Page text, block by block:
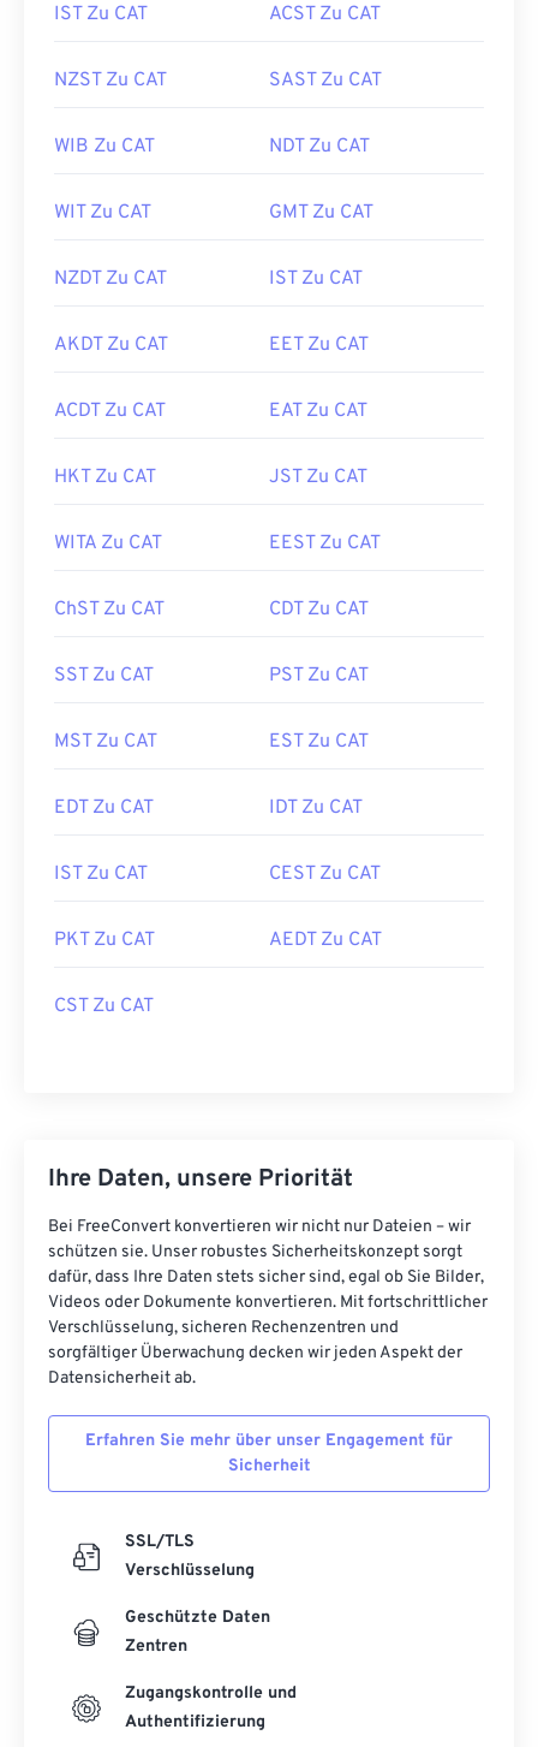
IST Zu CAT ACST Zu CAT
NZST Zu CAT SAST Zu CAT
WIB Zu CAT NDT Zu CAT
WIT Zu CAT GMT Zu CAT
NZDT Zu CAT IST Zu CAT
AKDT Zu CAT EET Zu CAT
ACDT Zu CAT EAT Zu CAT
HKT Zu CAT JST Zu CAT
WITA Zu CAT EEST Zu CAT
ChST Zu CAT CDT Zu CAT
SST Zu CAT PST Zu CAT
MST Zu CAT EST Zu CAT
EDT Zu CAT IDT Zu CAT
IST Zu CAT CEST Zu CAT
PKT Zu CAT AEDT Zu CAT
CST Zu CAT
Ihre Daten, unsere Priorität
Bei FreeConvert konvertieren wir nicht nur Dateien – wir
schützen sie. Unser robustes Sicherheitskonzept sorgt
dafür, dass Ihre Daten stets sicher sind, egal ob Sie Bilder,
Videos oder Dokumente konvertieren. Mit fortschrittlicher
Verschlüsselung, sicheren Rechenzentren und
sorgfältiger Überwachung decken wir jeden Aspekt der
Datensicherheit ab.
Erfahren Sie mehr über unser Engagement für
Sicherheit
SSL/TLS
Verschlüsselung
Geschützte Daten
Zentren
Zugangskontrolle und
Authentifizierung